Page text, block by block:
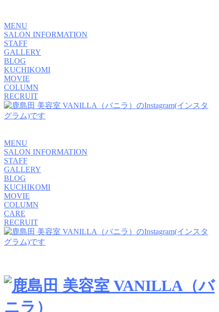
MENU
SALON INFORMATION
STAFF
GALLERY
BLOG
KUCHIKOMI
MOVIE
COLUMN
RECRUIT
MENU
SALON INFORMATION
STAFF
GALLERY
BLOG
KUCHIKOMI
MOVIE
COLUMN
CARE
RECRUIT